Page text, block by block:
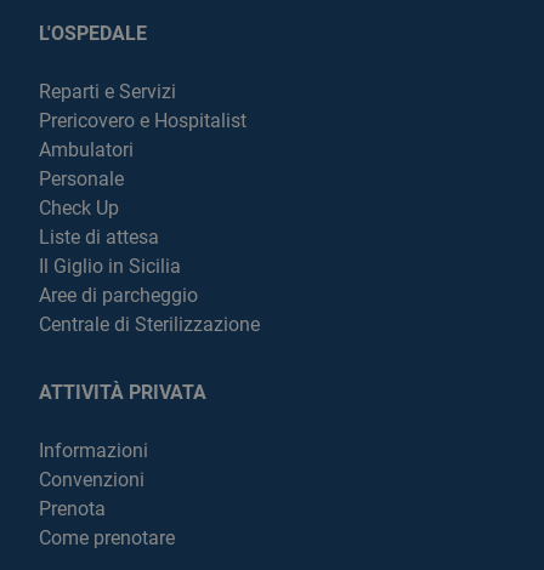
L'OSPEDALE
Reparti e Servizi
Prericovero e Hospitalist
Ambulatori
Personale
Check Up
Liste di attesa
Il Giglio in Sicilia
Aree di parcheggio
Centrale di Sterilizzazione
ATTIVITÀ PRIVATA
Informazioni
Convenzioni
Prenota
Come prenotare